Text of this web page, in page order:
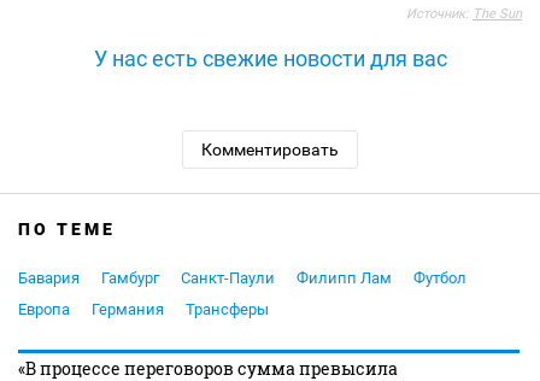
Источник: The Sun
У нас есть свежие новости для вас
Комментировать
ПО ТЕМЕ
Бавария Гамбург Санкт-Паули Филипп Лам
Футбол
Европа
Германия Трансферы
«В процессе переговоров сумма превысила